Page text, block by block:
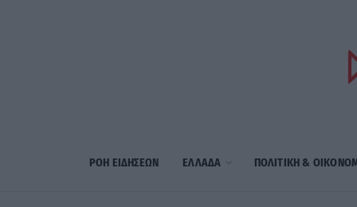
ΡΟΗ ΕΙΔΗΣΕΩΝ ΕΛΛΑΔΑ ΠΟΛΙΤΙΚΗ &